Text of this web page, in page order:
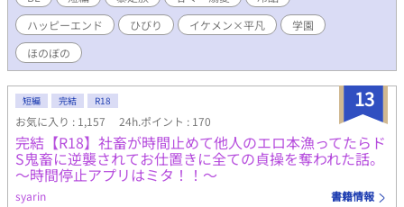
ハッピーエンド
ひびり イケメン×平凡
学園
ほのぼの
13
短編 完結 R18
お気に入り : 1,157 24h.ポイント : 170
完結【R18】社畜が時間止めて他人のエロ本漁ってたらド
S鬼畜に逆襲されてお仕置きに全ての貞操を奪われた話。
～時間停止アプリはミタ！！～
syarin 書籍情報